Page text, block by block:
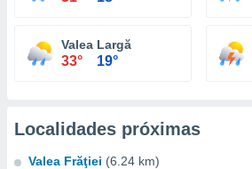
Valea Largă
33° 19°
Localidades próximas
Valea Frăţiei (6.24 km)